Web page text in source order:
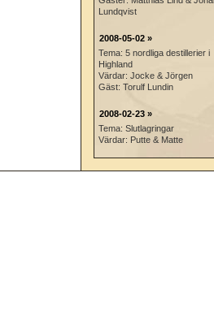
Lundqvist
2008-05-02 »
Tema: 5 nordliga destillerier i
Highland
Värdar: Jocke & Jörgen
Gäst: Torulf Lundin
2008-02-23 »
Tema: Slutlagringar
Värdar: Putte & Matte